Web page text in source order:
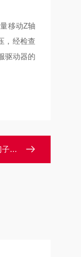
移动Z轴
，经检查
驱动器的
理